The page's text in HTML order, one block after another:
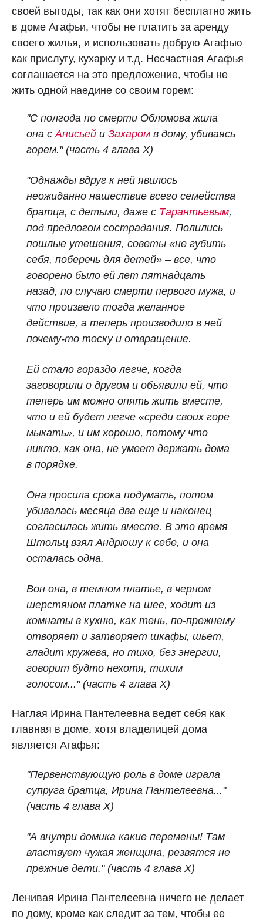
своей выгоды, так как они хотят бесплатно жить
в доме Агафьи, чтобы не платить за аренду
своего жилья, и использовать добрую Агафью
как прислугу, кухарку и т.д. Несчастная Агафья
соглашается на это предложение, чтобы не
жить одной наедине со своим горем:
"С полгода по смерти Обломова жила
она сАнисьей и Захаром в дому, убиваясь
горем." (часть 4 глава X)
"Однажды вдруг к ней явилось
неожиданно нашествие всего семейства
братца, с детьми, даже с Тарантьевым,
под предлогом сострадания. Полились
пошлые утешения, советы «не губить
себя, поберечь для детей» – все, что
говорено было ей лет пятнадцать
назад, по случаю смерти первого мужа, и
что произвело тогда желанное
действие, а теперь производило в ней
почему‑то тоску и отвращение.
Ей стало гораздо легче, когда
заговорили о другом и объявили ей, что
теперь им можно опять жить вместе,
что и ей будет легче «среди своих горе
мыкать», и им хорошо, потому что
никто, как она, не умеет держать дома
в порядке.
Она просила срока подумать, потом
убивалась месяца два еще и наконец
согласилась жить вместе. В это время
Штольц взял Андрюшу к себе, и она
осталась одна.
Вон она, в темном платье, в черном
шерстяном платке на шее, ходит из
комнаты в кухню, как тень, по‑прежнему
отворяет и затворяет шкафы, шьет,
гладит кружева, но тихо, без энергии,
говорит будто нехотя, тихим
голосом..." (часть 4 глава X)
Наглая Ирина Пантелеевна ведет себя как
главная в доме, хотя владелицей дома
является Агафья:
"Первенствующую роль в доме играла
супруга братца, Ирина Пантелеевна..."
(часть 4 глава X)
"А внутри домика какие перемены! Там
властвует чужая женщина, резвятся не
прежние дети." (часть 4 глава X)
Ленивая Ирина Пантелеевна ничего не делает
по дому, кроме как следит за тем, чтобы ее